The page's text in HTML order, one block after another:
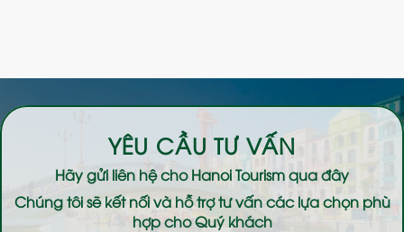
YÊU CẦU TƯ VẤN
Hãy gửi liên hệ choHanoi Tourismqua đây
Chúng tôi sẽ kết nối và hỗ trợ tư vấn các lựa chọn phù
hợp cho Quý khách